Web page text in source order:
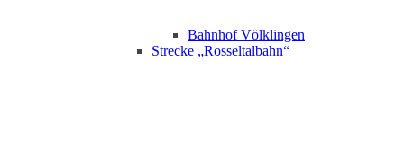
Bahnhof Völklingen
Strecke „Rosseltalbahn“